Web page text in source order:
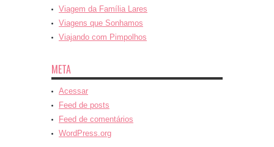
Viagem da Família Lares
Viagens que Sonhamos
Viajando com Pimpolhos
META
Acessar
Feed de posts
Feed de comentários
WordPress.org